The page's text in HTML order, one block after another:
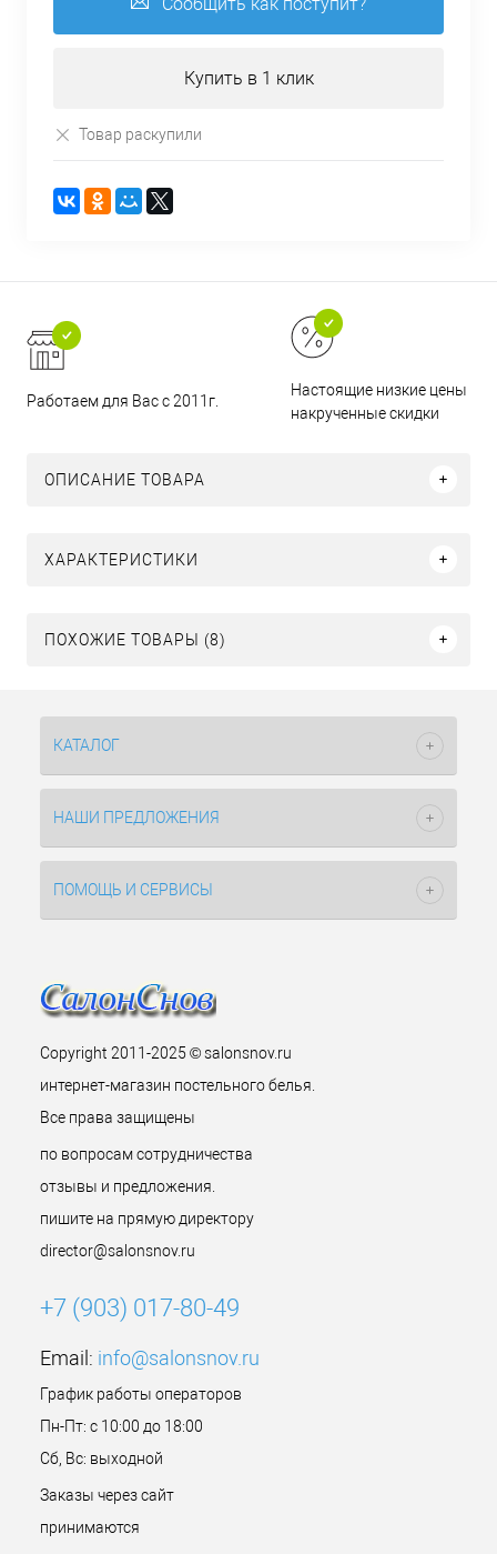
Сообщить как поступит?
Купить в 1 клик
Товар раскупили
Работаем для Вас с 2011г.
Настоящие низкие цены и
накрученные скидки
ОПИСАНИЕ ТОВАРА
ХАРАКТЕРИСТИКИ
ПОХОЖИЕ ТОВАРЫ (8)
КАТАЛОГ
НАШИ ПРЕДЛОЖЕНИЯ
ПОМОЩЬ И СЕРВИСЫ
Copyright 2011-2025 © salonsnov.ru
интернет-магазин постельного белья.
Все права защищены
по вопросам сотрудничества
отзывы и предложения.
пишите на прямую директору
director@salonsnov.ru
+7 (903) 017-80-49
Email: info@salonsnov.ru
График работы операторов
Пн-Пт: с 10:00 до 18:00
Сб, Вс: выходной
Заказы через сайт
принимаются